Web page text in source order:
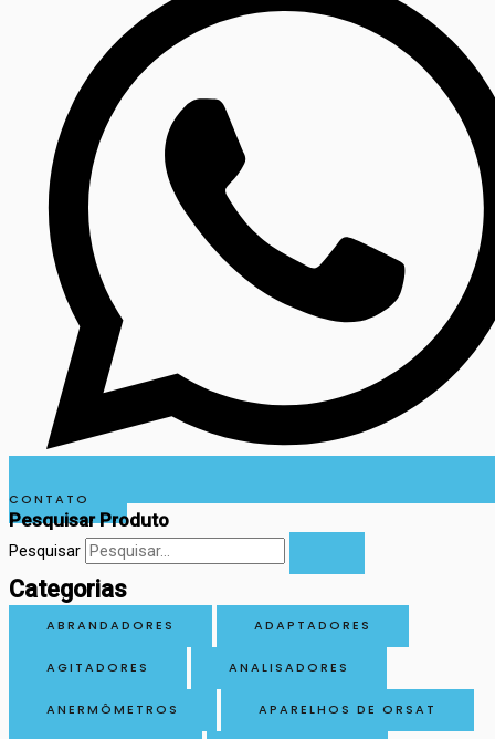
CONTATO
Pesquisar Produto
Pesquisar
Categorias
ABRANDADORES ADAPTADORES
AGITADORES ANALISADORES
ANERMÔMETROS APARELHOS DE ORSAT